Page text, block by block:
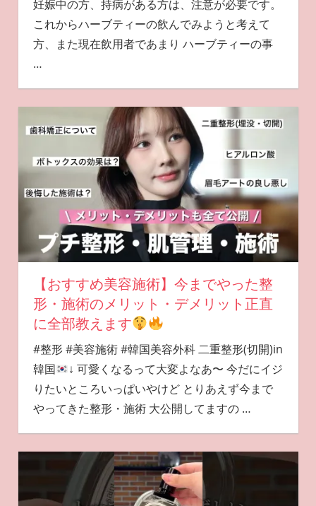
妊娠中の方、持病がある方は、注意が必要です。
これからハーブティーの飲んでみようと考えて
方、また現在飲用者であまり ハーブティーの事
…
【おすすめ美容施術】今までやった整
形・施術のメリット・デメリット正直
に全部教えます
#整形 #美容施術 #韓国美容外科 二重整形(切開)in
韓国
↓ 可愛くなるって大変よなあ〜 今だにイジ
りたいところいっぱいやけど とりあえず今まで
やってきた整形・施術 大公開してますの …